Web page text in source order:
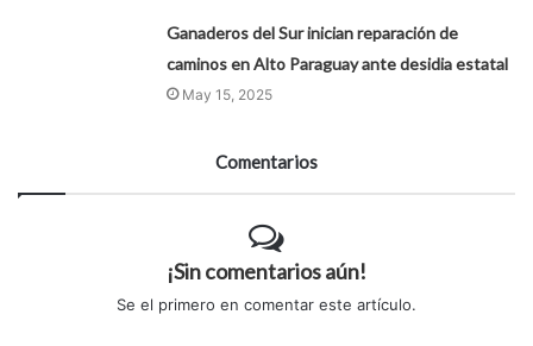
Ganaderos del Sur inician reparación de
caminos en Alto Paraguay ante desidia estatal
May 15, 2025
Comentarios
¡Sin comentarios aún!
Se el primero en comentar este artículo.